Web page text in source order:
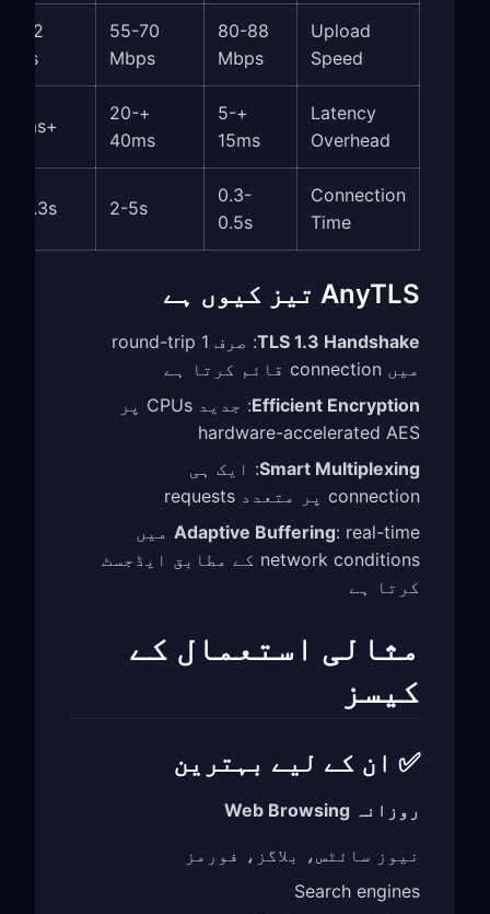
Upload
Speed
80-88
Mbps
55-70
Mbps
92
Latency
Overhead
+5-
15ms
+20-
40ms
+3-8ms
Connection
Time
0.3-
0.5s
2-5s
0.3s
AnyTLS تیز کیوں ہے
TLS 1.3 Handshake
: صرف 1 round-trip
میں connection قائم کرتا ہے
Efficient Encryption
: جدید CPUs پر
hardware-accelerated AES
Smart Multiplexing: ایک ہی
connection پر متعدد requests
Adaptive Buffering : real-time میں
network conditions کے مطابق ایڈجسٹ
کرتا ہے
مثالی استعمال کے
کیسز
✅ ان کے لیے بہترین
روزانہ Web Browsing
نیوز سائٹس، بلاگز، فورمز
Search engines